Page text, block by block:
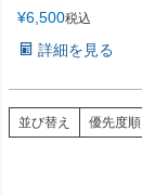
¥6,500税込
詳細を見る
並び替え 優先度順